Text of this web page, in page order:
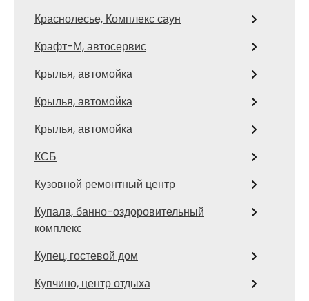
Краснолесье, Комплекс саун
Крафт-М, автосервис
Крылья, автомойка
Крылья, автомойка
Крылья, автомойка
КСБ
Кузовной ремонтный центр
Купала, банно-оздоровительный
комплекс
Купец, гостевой дом
Купчино, центр отдыха